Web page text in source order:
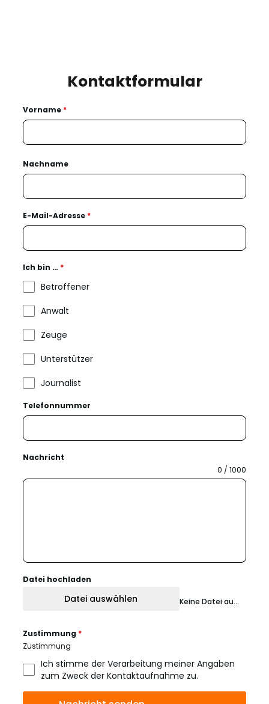
Kontaktformular
Vorname *
Nachname
E-Mail-Adresse *
Ich bin … *
Betroffener
Anwalt
Zeuge
Unterstützer
Journalist
Telefonnummer
Nachricht
0 / 1000
Datei hochladen
Datei auswählen Keine Datei ausgewählt
Zustimmung *
Zustimmung
Ich stimme der Verarbeitung meiner Angaben
zum Zweck der Kontaktaufnahme zu.